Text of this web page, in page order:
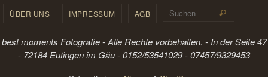
ÜBER UNS IMPRESSUM AGB Suchen
best moments Fotografie - Alle Rechte vorbehalten. - In der Seite 47
- 72184 Eutingen im Gäu - 0152/53541029 - 07457/9329453